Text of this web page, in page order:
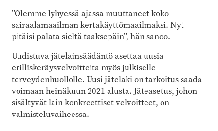
”Olemme lyhyessä ajassa muuttaneet koko
sairaalamaailman kertakäyttömaailmaksi. Nyt
pitäisi palata sieltä taaksepäin”, hän sanoo.
Uudistuva jätelainsäädäntö asettaa uusia
erilliskeräysvelvoitteita myös julkiselle
terveydenhuollolle. Uusi jätelaki on tarkoitus saada
voimaan heinäkuun 2021 alusta. Jäteasetus, johon
sisältyvät lain konkreettiset velvoitteet, on
valmisteluvaiheessa.